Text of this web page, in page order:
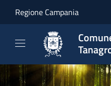
Regione Campania